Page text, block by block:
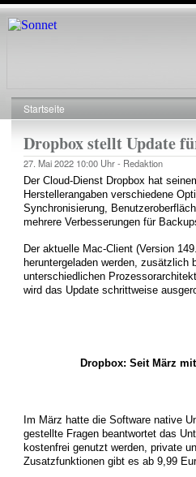
Direkt
zum
Pfadnavigation
Startseite
Dropbox stellt Update
27. Mai 2022 10:00 Uhr - Redaktion
Der Cloud-Dienst Dropbox hat
Herstellerangaben verschiedene
Synchronisierung,
mehrere Verbesserungen für
Der aktuelle Mac-Client (Version
heruntergeladen werden,
unterschiedlichen
wird das Update schrittweise
Dropbox: Seit März
Im März hatte die Software native
gestellte Fragen beantwortet das
kostenfrei genutzt werden, private
Zusatzfunktionen gibt es ab 9,99